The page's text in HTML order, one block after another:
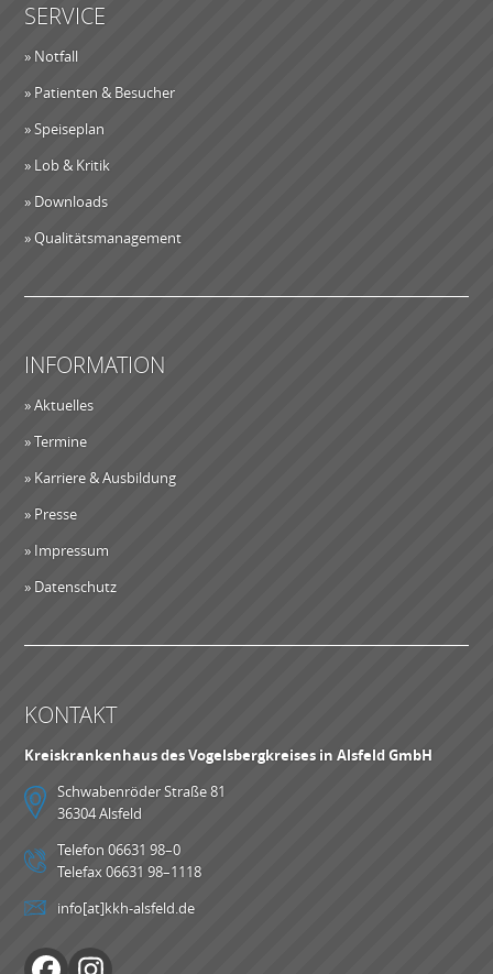
SERVICE
» Notfall
» Patienten & Besucher
» Speiseplan
» Lob & Kritik
» Downloads
» Qualitätsmanagement
INFORMATION
» Aktuelles
» Termine
» Karriere & Ausbildung
» Presse
» Impressum
» Datenschutz
KONTAKT
Kreiskrankenhaus des Vogelsbergkreises in Alsfeld GmbH
Schwabenröder Straße 81
36304 Alsfeld
Telefon 06631 98–0
Telefax 06631 98–1118
info[at]kkh-alsfeld.de